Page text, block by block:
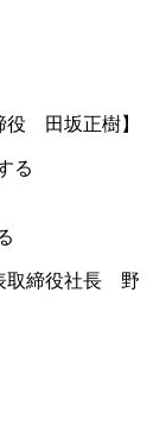
役 田坂正樹】
取締役社長 野